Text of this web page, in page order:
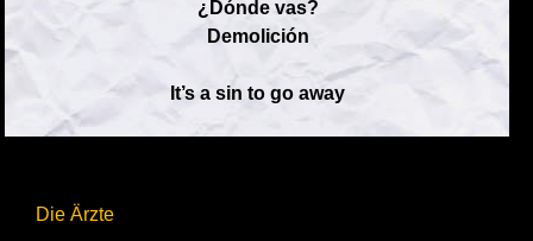
Die Ärzte
¿Dónde vas?
Demolición
It’s a sin to go away